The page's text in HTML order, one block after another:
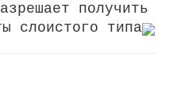
получить
слоистого типа